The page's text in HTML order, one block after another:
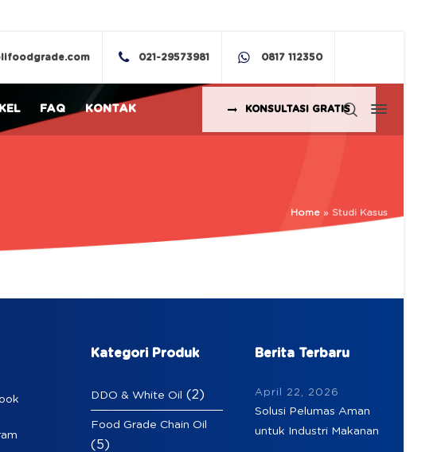
021-29573981 0817 112350
FAQ KONTAK KONSULTASI GRATIS
Home » Studi Kasus
Kategori Produk
DDO & White Oil (2)
Food Grade Chain Oil
(5)
Berita Terbaru
April 22, 2026
Solusi Pelumas Aman
untuk Industri Makanan